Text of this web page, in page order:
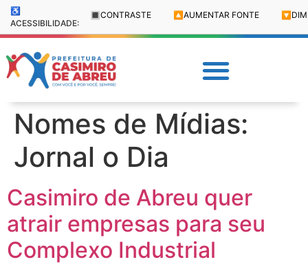
♿
ACESSIBILIDADE:
🔳 CONTRASTE 🔼 AUMENTAR FONTE 🔽
Nomes de Mídias:
Jornal o Dia
Casimiro de Abreu quer
atrair empresas para seu
Complexo Industrial